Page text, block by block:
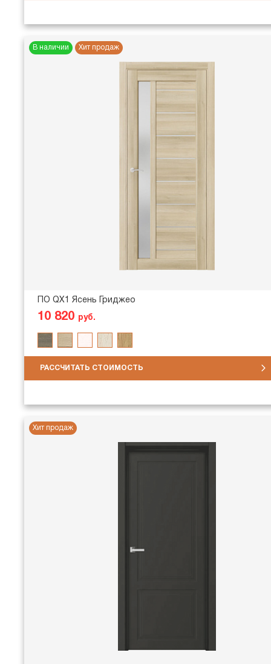
В наличии Хит продаж
ПО QX1 Ясень Гриджео
10 820 руб.
РАССЧИТАТЬ СТОИМОСТЬ
Хит продаж